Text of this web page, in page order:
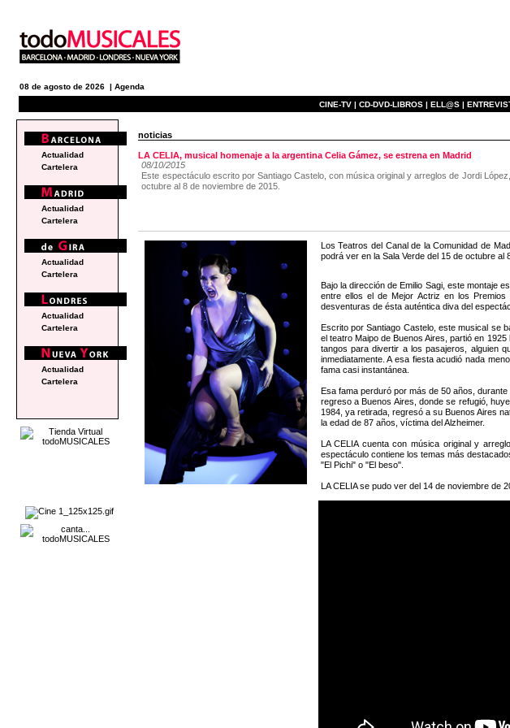
08 de agosto de 2026 | Agenda
CINE-TV | CD-DVD-LIBROS | ELL@S |
noticias
LA CELIA, musical homenaje a la argentina Celia Gámez, se estrena en Madrid
08/10/2015
Este espectáculo escrito por Santiago Castelo, con música original y arreglos de Jordi
octubre al 8 de noviembre de 2015.
Los Teatros del Canal de la Comunidad de
podrá ver en la Sala Verde del 15 de octubre al
Bajo la dirección de Emilio Sagi, este montaje
entre ellos el de Mejor Actriz en los
desventuras de ésta auténtica diva del
Escrito por Santiago Castelo, este musical se
el teatro Maipo de Buenos Aires, partió en
tangos para divertir a los pasajeros, alguien
inmediatamente. A esa fiesta acudió nada
fama casi instantánea.
Esa fama perduró por más de 50 años,
regreso a Buenos Aires, donde se refugió,
1984, ya retirada, regresó a su Buenos Aires
la edad de 87 años, víctima del Alzheimer.
LA CELIA cuenta con música original y
espectáculo contiene los temas más
"El Pichi" o "El beso".
LA CELIA se pudo ver del 14 de noviembre de
Actualidad
Cartelera
Actualidad
Cartelera
Actualidad
Cartelera
Actualidad
Cartelera
Actualidad
Cartelera